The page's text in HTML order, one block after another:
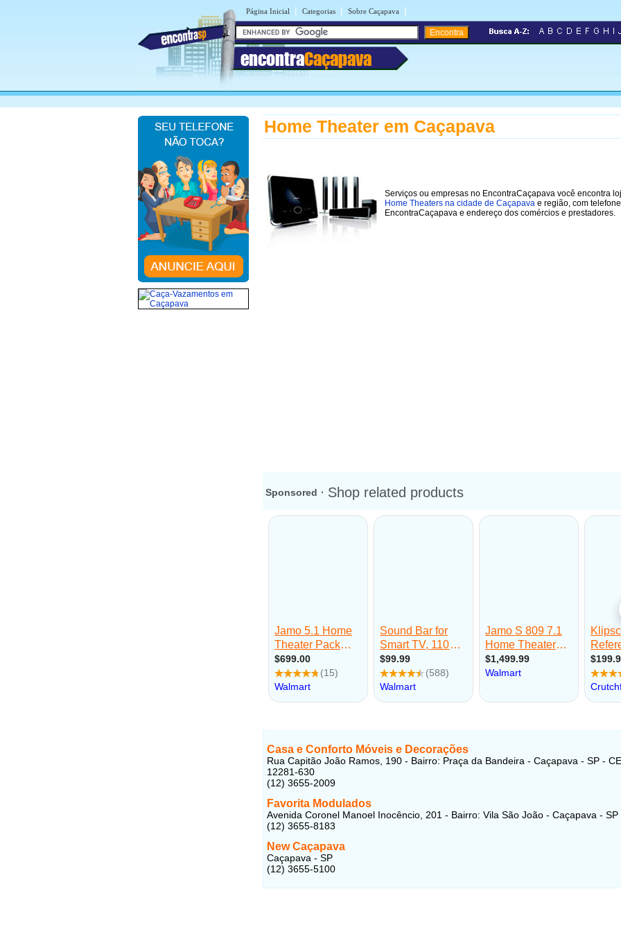
Página Inicial | Categorias | Sobre Caçapava |
encontraCaçapava
Home Theater em Caçapava
Serviços ou empresas no EncontraCaçapava você encontra
Home Theaters na cidade de Caçapava e região, com
EncontraCaçapava e endereço dos comércios e prestadores.
Casa e Conforto Móveis e Decorações
Rua Capitão João Ramos, 190 - Bairro: Praça da Bandeira - Caçapava - SP -
12281-630
(12) 3655-2009
Favorita Modulados
Avenida Coronel Manoel Inocêncio, 201 - Bairro: Vila São João - Caçapava - SP
(12) 3655-8183
New Caçapava
Caçapava - SP
(12) 3655-5100